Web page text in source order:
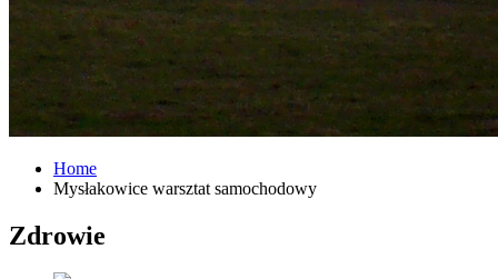
Home
Mysłakowice warsztat samochodowy
Zdrowie